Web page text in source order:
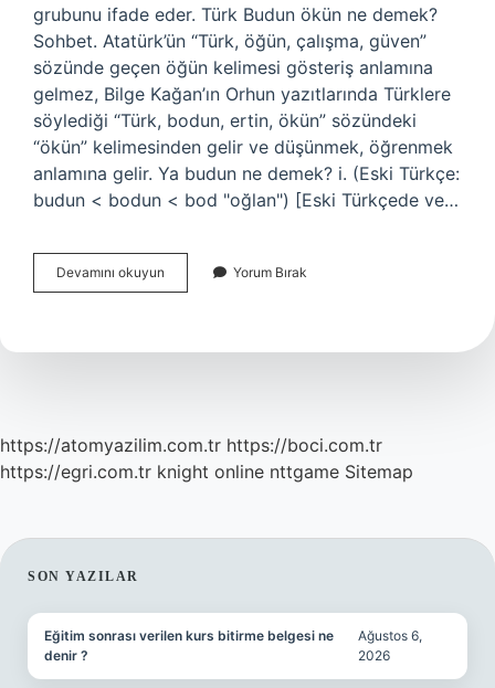
grubunu ifade eder. Türk Budun ökün ne demek?
Sohbet. Atatürk’ün “Türk, öğün, çalışma, güven”
sözünde geçen öğün kelimesi gösteriş anlamına
gelmez, Bilge Kağan’ın Orhun yazıtlarında Türklere
söylediği “Türk, bodun, ertin, ökün” sözündeki
“ökün” kelimesinden gelir ve düşünmek, öğrenmek
anlamına gelir. Ya budun ne demek? i. (Eski Türkçe:
budun < bodun < bod "oğlan") [Eski Türkçede ve…
Devamını okuyun
Budun
Yorum Bırak
https://atomyazilim.com.tr https://boci.com.tr
https://egri.com.tr knight online nttgame Sitemap
SIDEBAR
SON YAZILAR
Eğitim sonrası verilen kurs bitirme belgesi ne
denir ?
Ağustos 6,
2026